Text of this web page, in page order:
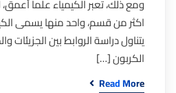
ومع ذلك، تعبر الكيمياء علما
اكثر من قسم، واحد منها يسمى
يتناول دراسة الروابط بين الجزيئات
الكربون […]
Read More